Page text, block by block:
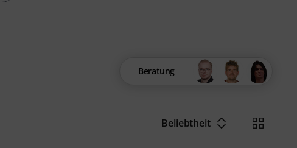
Beratung
Beliebtheit